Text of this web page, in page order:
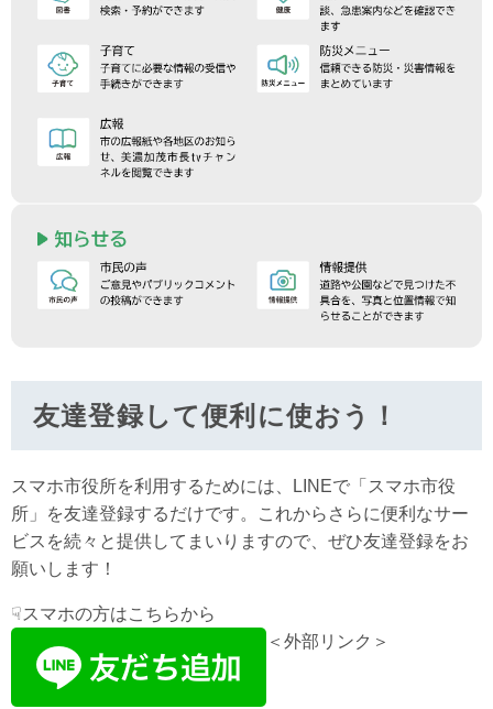
友達登録して便利に使おう！
スマホ市役所を利用するためには、LINEで「スマホ市役
所」を友達登録するだけです。これからさらに便利なサー
ビスを続々と提供してまいりますので、ぜひ友達登録をお
願いします！​
☟スマホの方はこちらから
＜外部リンク＞